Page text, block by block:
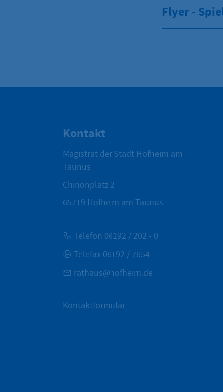
Flyer -
Kontakt
Magistrat der Stadt Hofheim am
Taunus
Chinonplatz 2
65719 Hofheim am Taunus
Telefon 06192 / 202 - 0
Telefax 06192 / 7654
rathaus@hofheim.de
Kontaktformular